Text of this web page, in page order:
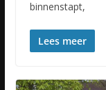
binnenstapt,
Lees meer